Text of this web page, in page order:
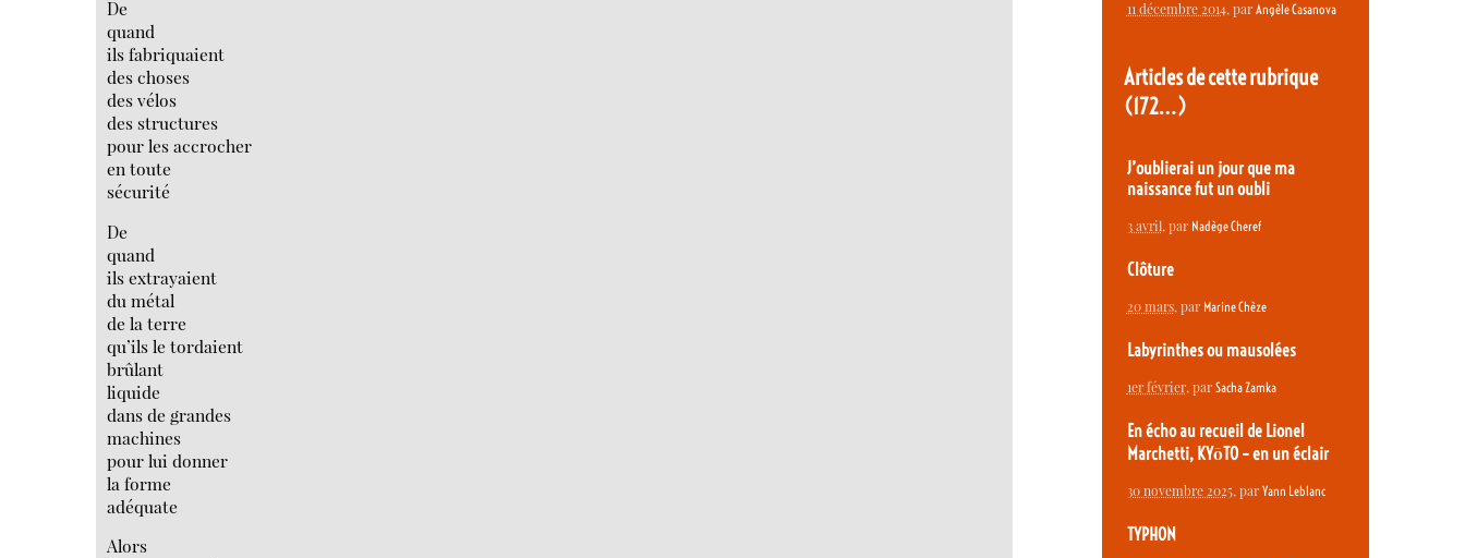
De
quand
ils fabriquaient
des choses
des vélos
des structures
pour les accrocher
en toute
sécurité
De
quand
ils extrayaient
du métal
de la terre
qu’ils le tordaient
brûlant
liquide
dans de grandes
machines
pour lui donner
la forme
adéquate
Alors
11 décembre 2014, par Angèle Casanova
Articles de cette rubrique
(172…)
J’oublierai un jour que ma
naissance fut un oubli
3 avril, par Nadège Cheref
Clôture
20 mars, par Marine Chèze
Labyrinthes ou mausolées
1er février, par Sacha Zamka
En écho au recueil de Lionel
Marchetti, KYōTO – en un éclair
30 novembre 2025, par Yann Leblanc
TYPHON